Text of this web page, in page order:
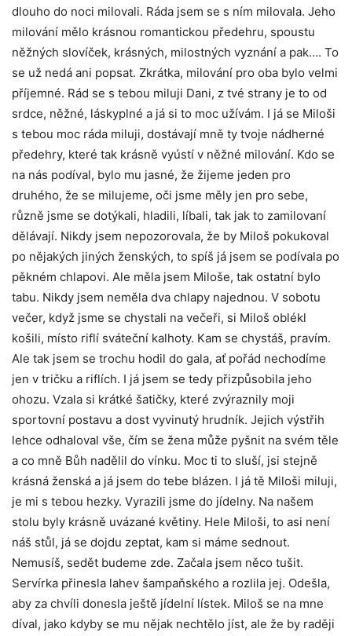
dlouho do noci milovali. Ráda jsem se s ním milovala. Jeho
milování mělo krásnou romantickou předehru, spoustu
něžných slovíček, krásných, milostných vyznání a pak…. To
se už nedá ani popsat. Zkrátka, milování pro oba bylo velmi
příjemné. Rád se s tebou miluji Dani, z tvé strany je to od
srdce, něžné, láskyplné a já si to moc užívám. I já se Miloši
s tebou moc ráda miluji, dostávají mně ty tvoje nádherné
předehry, které tak krásně vyústí v něžné milování. Kdo se
na nás podíval, bylo mu jasné, že žijeme jeden pro
druhého, že se milujeme, oči jsme měly jen pro sebe,
různě jsme se dotýkali, hladili, líbali, tak jak to zamilovaní
dělávají. Nikdy jsem nepozorovala, že by Miloš pokukoval
po nějakých jiných ženských, to spíš já jsem se podívala po
pěkném chlapovi. Ale měla jsem Miloše, tak ostatní bylo
tabu. Nikdy jsem neměla dva chlapy najednou. V sobotu
večer, když jsme se chystali na večeři, si Miloš oblékl
košili, místo riflí sváteční kalhoty. Kam se chystáš, pravím.
Ale tak jsem se trochu hodil do gala, ať pořád nechodíme
jen v tričku a riflích. I já jsem se tedy přizpůsobila jeho
ohozu. Vzala si krátké šatičky, které zvýraznily moji
sportovní postavu a dost vyvinutý hrudník. Jejich výstřih
lehce odhaloval vše, čím se žena může pyšnit na svém těle
a co mně Bůh nadělil do vínku. Moc ti to sluší, jsi stejně
krásná ženská a já jsem do tebe blázen. I já tě Miloši miluji,
je mi s tebou hezky. Vyrazili jsme do jídelny. Na našem
stolu byly krásně uvázané květiny. Hele Miloši, to asi není
náš stůl, já se dojdu zeptat, kam si máme sednout.
Nemusíš, sedět budeme zde. Začala jsem něco tušit.
Servírka přinesla lahev šampaňského a rozlila jej. Odešla,
aby za chvíli donesla ještě jídelní lístek. Miloš se na mne
díval, jako kdyby se mu nějak nechtělo jíst, ale že by raději